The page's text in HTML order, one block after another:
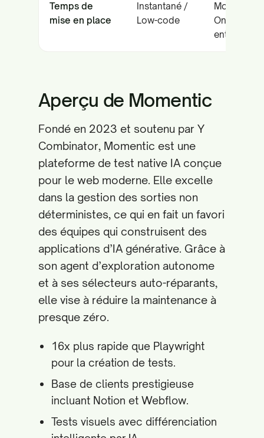
Temps de
mise en place
Instantané /
Low-code
Modéré /
entreprise
Aperçu de Momentic
Fondé en 2023 et soutenu par Y
Combinator, Momentic est une
plateforme de test native IA conçue
pour le web moderne. Elle excelle
dans la gestion des sorties non
déterministes, ce qui en fait un favori
des équipes qui construisent des
applications d’IA générative. Grâce à
son agent d’exploration autonome
et à ses sélecteurs auto-réparants,
elle vise à réduire la maintenance à
presque zéro.
16x plus rapide que Playwright
pour la création de tests.
Base de clients prestigieuse
incluant Notion et Webflow.
Tests visuels avec différenciation